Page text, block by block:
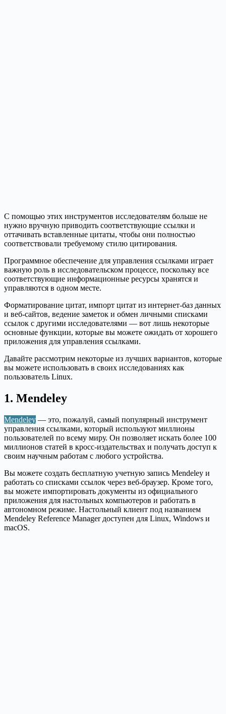
С помощью этих инструментов исследователям больше не
нужно вручную приводить соответствующие ссылки и
оттачивать вставленные цитаты, чтобы они полностью
соответствовали требуемому стилю цитирования.
Программное обеспечение для управления ссылками играет
важную роль в исследовательском процессе, поскольку все
соответствующие информационные ресурсы хранятся и
управляются в одном месте.
Форматирование цитат, импорт цитат из интернет-баз данных
и веб-сайтов, ведение заметок и обмен личными списками
ссылок с другими исследователями — вот лишь некоторые
основные функции, которые вы можете ожидать от хорошего
приложения для управления ссылками.
Давайте рассмотрим некоторые из лучших вариантов, которые
вы можете использовать в своих исследованиях как
пользователь Linux.
1. Mendeley
Mendeley — это, пожалуй, самый популярный инструмент
управления ссылками, который используют миллионы
пользователей по всему миру. Он позволяет искать более 100
миллионов статей в кросс-издательствах и получать доступ к
своим научным работам с любого устройства.
Вы можете создать бесплатную учетную запись Mendeley и
работать со списками ссылок через веб-браузер. Кроме того,
вы можете импортировать документы из официального
приложения для настольных компьютеров и работать в
автономном режиме. Настольный клиент под названием
Mendeley Reference Manager доступен для Linux, Windows и
macOS.